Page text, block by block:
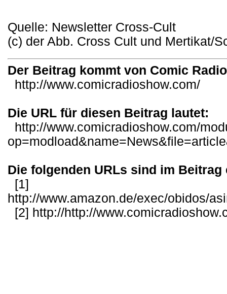
Quelle: Newsletter Cross-Cult
(c) der Abb. Cross Cult und Mertikat/
Der Beitrag kommt von Comic
http://www.comicradioshow.com/
Die URL für diesen Beitrag lautet:
http://www.comicradioshow.com/
Die folgenden URLs sind im Beitrag
[1]
http://www.amazon.de/exec/obidos/
[2] http://http://